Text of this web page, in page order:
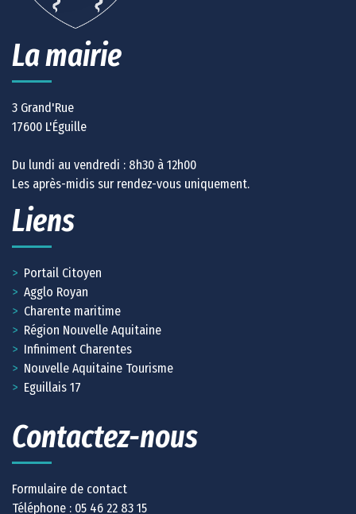
La mairie
3 Grand'Rue
17600 L'Éguille
Du lundi au vendredi : 8h30 à 12h00
Les après-midis sur rendez-vous uniquement.
Liens
Portail Citoyen
Agglo Royan
Charente maritime
Région Nouvelle Aquitaine
Infiniment Charentes
Nouvelle Aquitaine Tourisme
Eguillais 17
Contactez-nous
Formulaire de contact
Téléphone : 05 46 22 83 15